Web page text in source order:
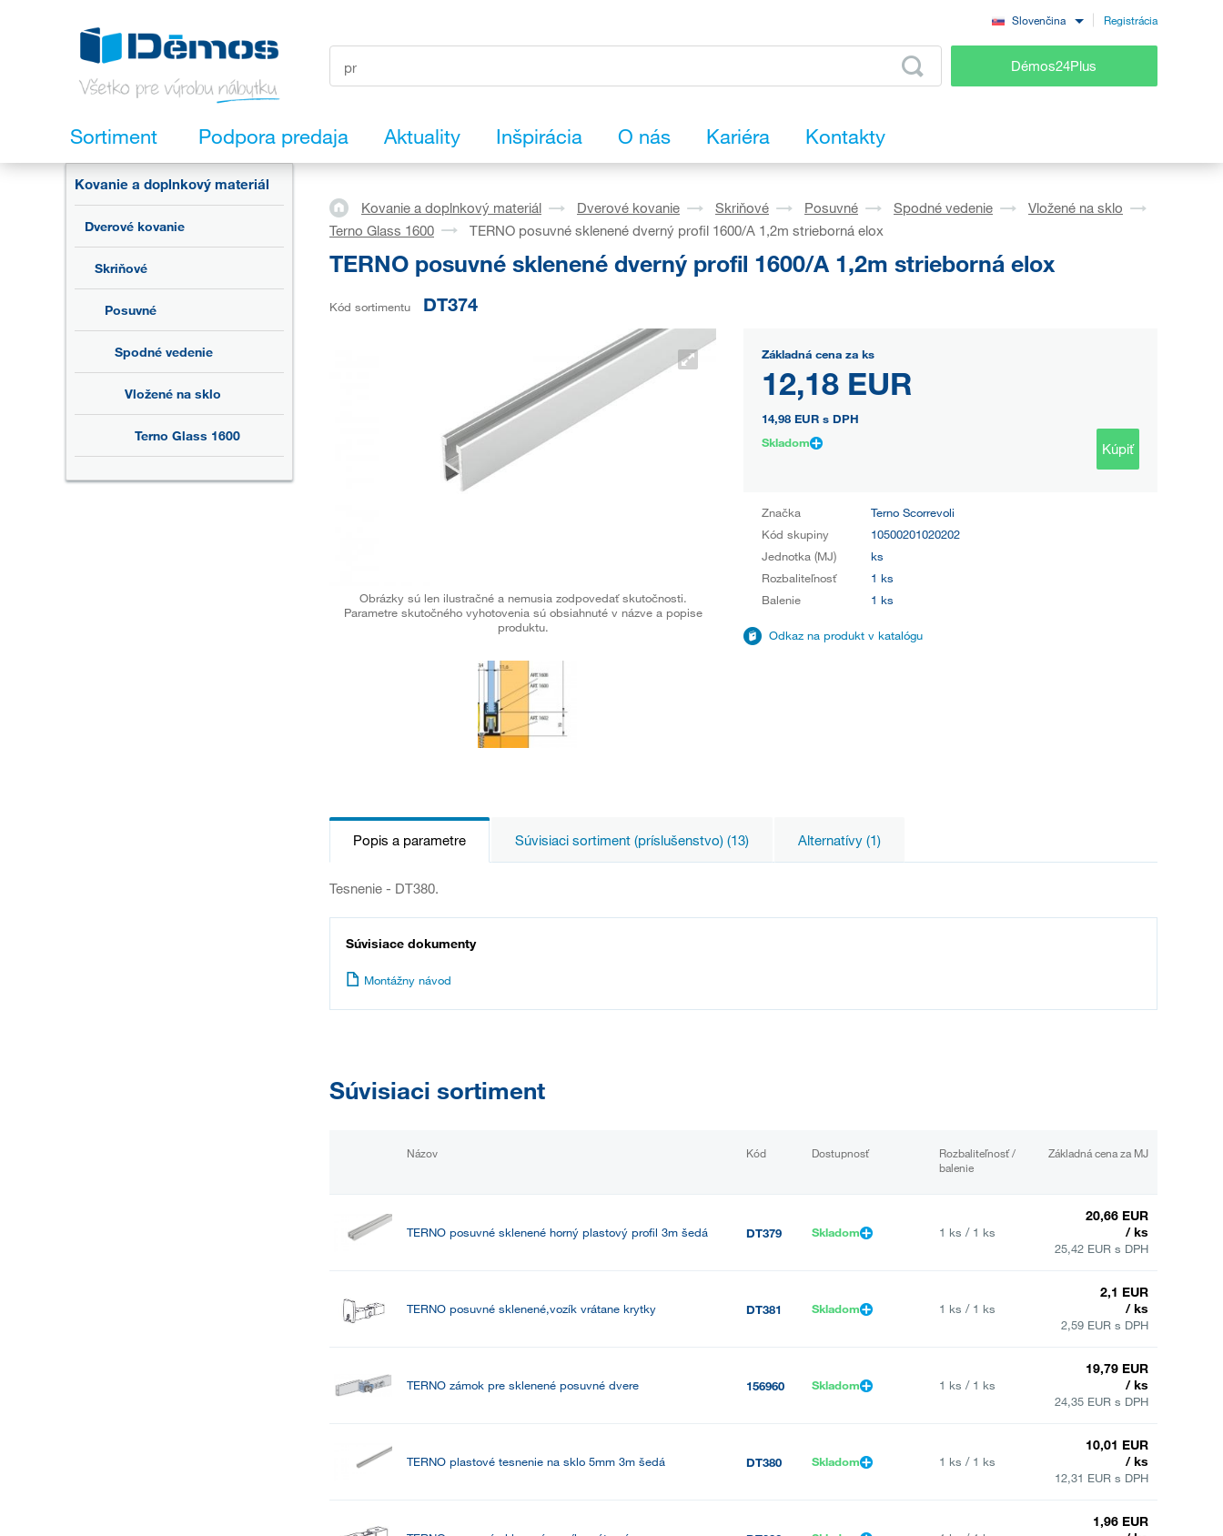
Slovenčina Registrácia
Démos24Plus
Sortiment Podpora predaja Aktuality Inšpirácia O nás Kariéra Kontakty
Kovanie a doplnkový materiál
Dverové kovanie
Skriňové
Posuvné
Spodné vedenie
Vložené na sklo
Terno Glass 1600
Kovanie a doplnkový materiál Dverové kovanie Skriňové Posuvné Spodné vedenie
Vložené na sklo
Terno Glass 1600
TERNO posuvné sklenené dverný profil 1600/A 1,2m strieborná elox
TERNO posuvné sklenené dverný profil 1600/A 1,2m strieborná elox
Kód sortimentu DT374
Obrázky sú len ilustračné a nemusia zodpovedať skutočnosti.
Parametre skutočného vyhotovenia sú obsiahnuté v názve a popise
produktu.
Základná cena za ks
12,18 EUR
14,98 EUR s DPH
Skladom
Kúpiť
Značka
Terno Scorrevoli
Kód skupiny
10500201020202
Jednotka (MJ)
ks
Rozbaliteľnosť
1 ks
Balenie
1 ks
Odkaz na produkt v katalógu
Popis a parametre Súvisiaci sortiment (príslušenstvo) (13) Alternatívy (1)
Tesnenie - DT380.
Súvisiace dokumenty
Montážny návod
Súvisiaci sortiment
Názov Kód Dostupnosť
Rozbaliteľnosť /
balenie
Základná cena za MJ
TERNO posuvné sklenené horný plastový profil 3m šedá DT379 Skladom 1 ks / 1 ks
20,66 EUR
/ ks
25,42 EUR s DPH
TERNO posuvné sklenené,vozík vrátane krytky DT381 Skladom 1 ks / 1 ks
2,1 EUR
/ ks
2,59 EUR s DPH
TERNO zámok pre sklenené posuvné dvere 156960 Skladom 1 ks / 1 ks
19,79 EUR
/ ks
24,35 EUR s DPH
TERNO plastové tesnenie na sklo 5mm 3m šedá DT380 Skladom 1 ks / 1 ks
10,01 EUR
/ ks
12,31 EUR s DPH
1,96 EUR